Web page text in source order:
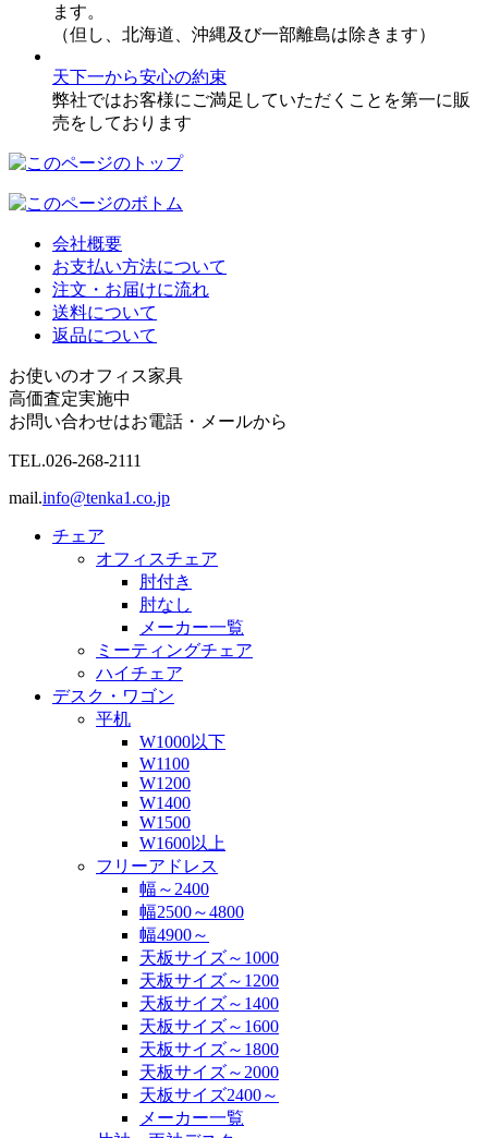
ます。
（但し、北海道、沖縄及び一部離島は除きます）
天下一から安心の約束
弊社ではお客様にご満足していただくことを第一に販
売をしております
会社概要
お支払い方法について
注文・お届けに流れ
送料について
返品について
お使いのオフィス家具
高価査定実施中
お問い合わせはお電話・メールから
TEL.026-268-2111
mail.info@tenka1.co.jp
チェア
オフィスチェア
肘付き
肘なし
メーカー一覧
ミーティングチェア
ハイチェア
デスク・ワゴン
平机
W1000以下
W1100
W1200
W1400
W1500
W1600以上
フリーアドレス
幅～2400
幅2500～4800
幅4900～
天板サイズ～1000
天板サイズ～1200
天板サイズ～1400
天板サイズ～1600
天板サイズ～1800
天板サイズ～2000
天板サイズ2400～
メーカー一覧